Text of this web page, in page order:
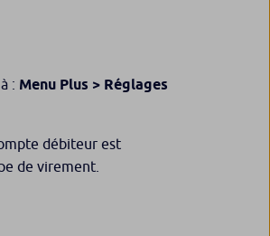
: Menu Plus > Réglages
débiteur est
de virement.